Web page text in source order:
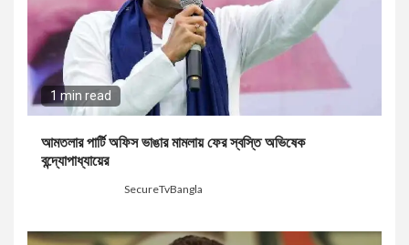
1 min read
আমতলার পার্টি অফিস ভাঙার মামলায় ফের স্বস্তি অভিষেক
বন্দ্যোপাধ্যায়ের
SecureTvBangla